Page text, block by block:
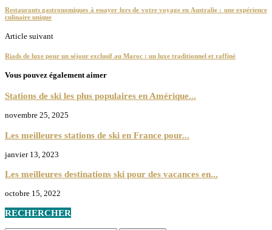
Restaurants gastronomiques à essayer lors de votre voyage en Australie : une expérience
culinaire unique
Article suivant
Riads de luxe pour un séjour exclusif au Maroc : un luxe traditionnel et raffiné
Vous pouvez également aimer
Stations de ski les plus populaires en Amérique...
novembre 25, 2025
Les meilleures stations de ski en France pour...
janvier 13, 2023
Les meilleures destinations ski pour des vacances en...
octobre 15, 2022
RECHERCHER